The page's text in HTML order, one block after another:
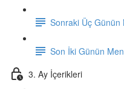
Sonraki Üç Günün
Son İki Günün
3. Ay İçerikleri